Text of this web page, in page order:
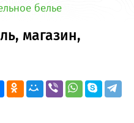
белье
магазин,